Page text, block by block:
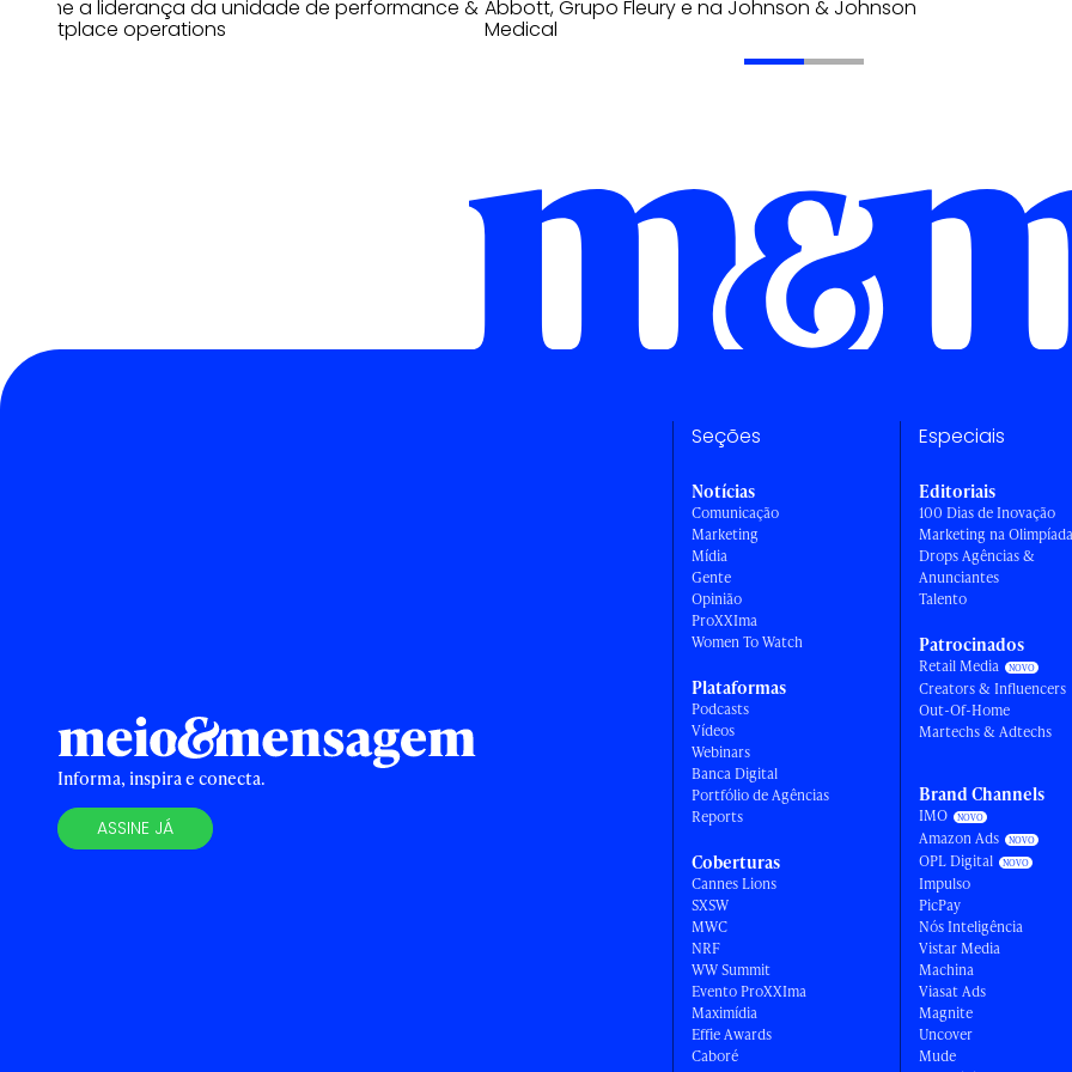
assume a liderança da unidade de performance &
marketplace operations
Abbott, Grupo Fleury e na Johnson & Johnson
Medical
Informa, inspira e conecta.
ASSINE JÁ
Seções
Notícias
Comunicação
Marketing
Mídia
Gente
Opinião
ProXXIma
Women To Watch
Plataformas
Podcasts
Vídeos
Webinars
Banca Digital
Portfólio de Agências
Reports
Coberturas
Cannes Lions
SXSW
MWC
NRF
WW Summit
Evento ProXXIma
Maximídia
Effie Awards
Caboré
Especiais
Editoriais
100 Dias de Inovação
Marketing na Olimpíada
Drops Agências &
Anunciantes
Talento
Patrocinados
Retail Media
Creators & Influencers
Out-Of-Home
Martechs & Adtechs
Brand Channels
IMO
Amazon Ads
OPL Digital
Impulso
PicPay
Nós Inteligência
Vistar Media
Machina
Viasat Ads
Magnite
Uncover
Mude